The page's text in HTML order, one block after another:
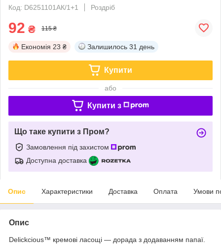
Код: D6251101АК/1+1
Роздріб
92 ₴ 115 ₴
Економія 23 ₴ Залишилось 31 день
Купити
або
Купити з
Що таке купити з Пром?
Замовлення під захистом
Доступна доставка
Опис Характеристики Доставка Оплата Умови
Опис
Delickcious™ кремові ласощі — дорада з додаванням папаї.